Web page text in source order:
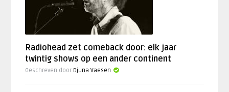
Radiohead zet comeback door: elk jaar
twintig shows op een ander continent
Geschreven door Djuna Vaesen